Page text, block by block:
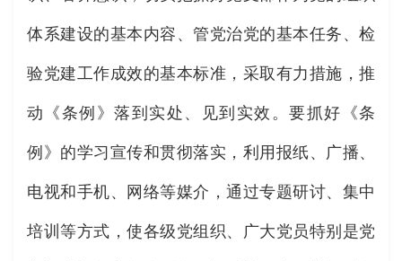
体系建设的基本内容、管党治党的基本任务、检
验党建工作成效的基本标准，采取有力措施，推
动《条例》落到实处、见到实效。要抓好《条
例》的学习宣传和贯彻落实，利用报纸、广播、
电视和手机、网络等媒介，通过专题研讨、集中
培训等方式，使各级党组织、广大党员特别是党